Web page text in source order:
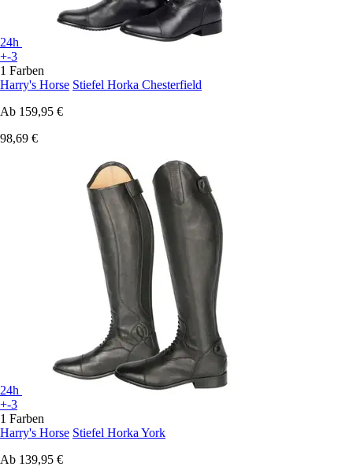
24h
+-3
1 Farben
Harry's Horse Stiefel Horka Chesterfield
Ab 159,95 €
98,69 €
24h
+-3
1 Farben
Harry's Horse Stiefel Horka York
Ab 139,95 €